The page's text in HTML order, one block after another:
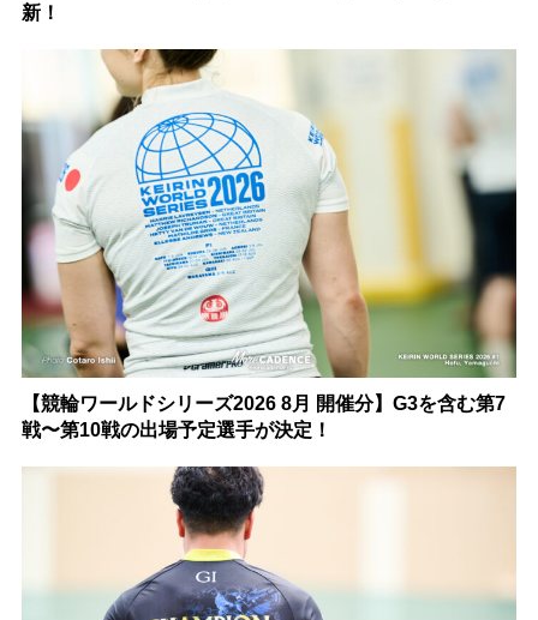
新！
【競輪ワールドシリーズ2026 8月 開催分】G3を含む第7
戦〜第10戦の出場予定選手が決定！